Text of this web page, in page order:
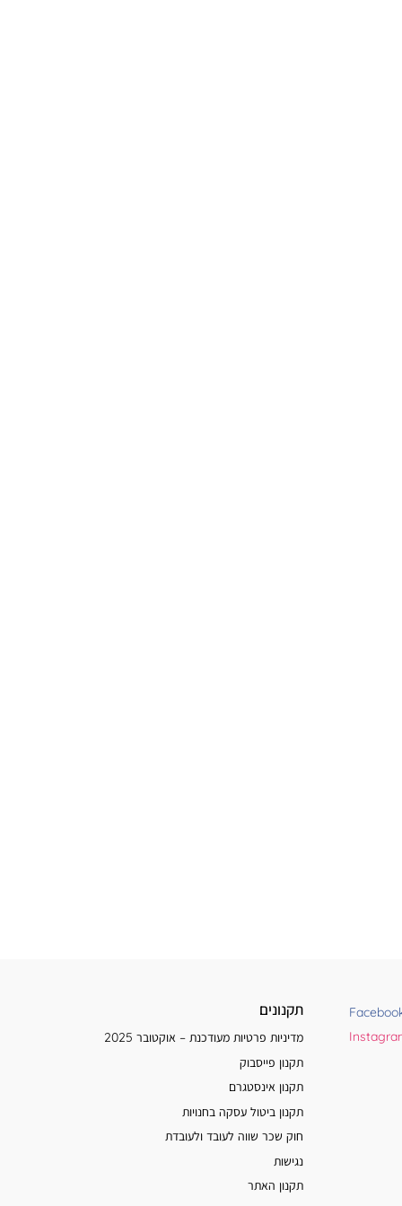
תקנונים
מדיניות פרטיות מעודכנת – אוקטובר 2025
תקנון פייסבוק
תקנון אינסטגרם
תקנון ביטול עסקה בחנויות
חוק שכר שווה לעובד ולעובדת
נגישות
תקנון האתר